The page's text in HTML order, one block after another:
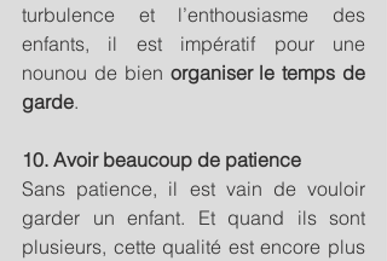
turbulence et l’enthousiasme des
enfants, il est impératif pour une
nounou de bien organiser le temps de
garde.
10. Avoir beaucoup de patience
Sans patience, il est vain de vouloir
garder un enfant. Et quand ils sont
plusieurs, cette qualité est encore plus